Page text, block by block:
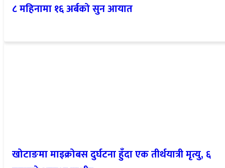
८ महिनामा १६ अर्बको सुन आयात
खोटाङमा माइक्रोबस दुर्घटना हुँदा एक तीर्थयात्री मृत्यु, ६